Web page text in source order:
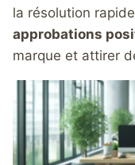
la résolution
approbations
marque et attirer